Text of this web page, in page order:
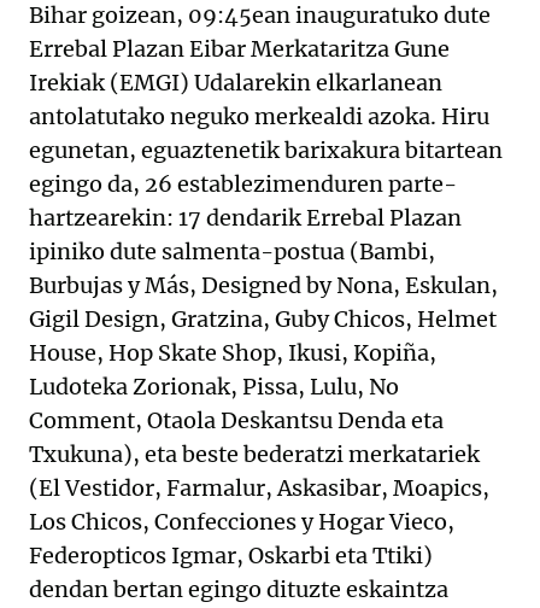
Bihar goizean, 09:45ean inauguratuko dute
Errebal Plazan Eibar Merkataritza Gune
Irekiak (EMGI) Udalarekin elkarlanean
antolatutako neguko merkealdi azoka. Hiru
egunetan, eguaztenetik barixakura bitartean
egingo da, 26 establezimenduren parte-
hartzearekin: 17 dendarik Errebal Plazan
ipiniko dute salmenta-postua (Bambi,
Burbujas y Más, Designed by Nona, Eskulan,
Gigil Design, Gratzina, Guby Chicos, Helmet
House, Hop Skate Shop, Ikusi, Kopiña,
Ludoteka Zorionak, Pissa, Lulu, No
Comment, Otaola Deskantsu Denda eta
Txukuna), eta beste bederatzi merkatariek
(El Vestidor, Farmalur, Askasibar, Moapics,
Los Chicos, Confecciones y Hogar Vieco,
Federopticos Igmar, Oskarbi eta Ttiki)
dendan bertan egingo dituzte eskaintza